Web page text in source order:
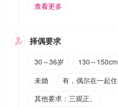
查看更多
 择偶要求
30～36岁 130～150cm
未婚
有，偶尔在一起住
其他要求：三观正。